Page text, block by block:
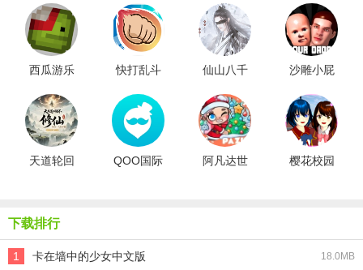
西瓜游乐
快打乱斗
仙山八千
手指版
沙雕小屁
联机版
天道轮回
版
QOO国际
阿凡达世
樱花校园
下载排行
1 卡在墙中的少女中文版 18.0MB